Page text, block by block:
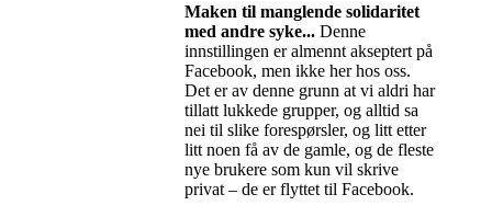
Maken til manglende solidaritet
med andre syke... Denne
innstillingen er almennt akseptert på
Facebook, men ikke her hos oss.
Det er av denne grunn at vi aldri har
tillatt lukkede grupper, og alltid sa
nei til slike forespørsler, og litt etter
litt noen få av de gamle, og de fleste
nye brukere som kun vil skrive
privat – de er flyttet til Facebook.